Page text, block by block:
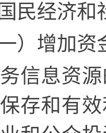
民经济和
一）增加
信息资
存和有